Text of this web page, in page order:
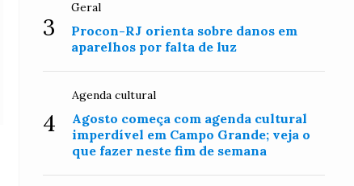
3
Geral
Procon-RJ orienta sobre danos em
aparelhos por falta de luz
4
Agenda cultural
Agosto começa com agenda cultural
imperdível em Campo Grande; veja o
que fazer neste fim de semana